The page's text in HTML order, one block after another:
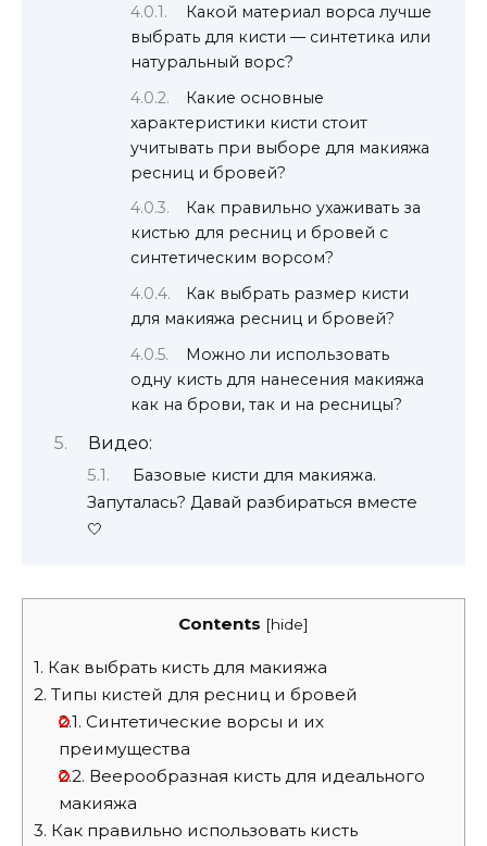
Какой материал ворса лучше
выбрать для кисти — синтетика или
натуральный ворс?
Какие основные
характеристики кисти стоит
учитывать при выборе для макияжа
ресниц и бровей?
Как правильно ухаживать за
кистью для ресниц и бровей с
синтетическим ворсом?
Как выбрать размер кисти
для макияжа ресниц и бровей?
Можно ли использовать
одну кисть для нанесения макияжа
как на брови, так и на ресницы?
Видео:
Базовые кисти для макияжа.
Запуталась? Давай разбираться вместе
🤍
Contents [hide]
1. Как выбрать кисть для макияжа
2. Типы кистей для ресниц и бровей
2.1. Синтетические ворсы и их
преимущества
2.2. Веерообразная кисть для идеального
макияжа
3. Как правильно использовать кисть